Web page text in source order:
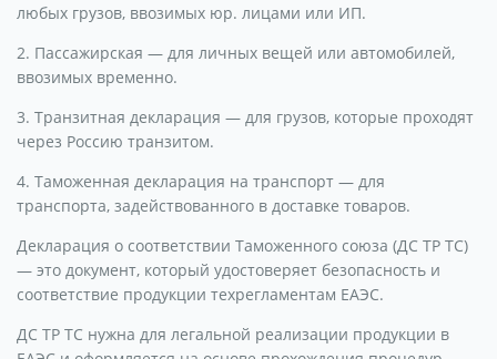
любых грузов, ввозимых юр. лицами или ИП.
2. Пассажирская — для личных вещей или автомобилей,
ввозимых временно.
3. Транзитная декларация — для грузов, которые проходят
через Россию транзитом.
4. Таможенная декларация на транспорт — для
транспорта, задействованного в доставке товаров.
Декларация о соответствии Таможенного союза (ДС ТР ТС)
— это документ, который удостоверяет безопасность и
соответствие продукции техрегламентам ЕАЭС.
ДС ТР ТС нужна для легальной реализации продукции в